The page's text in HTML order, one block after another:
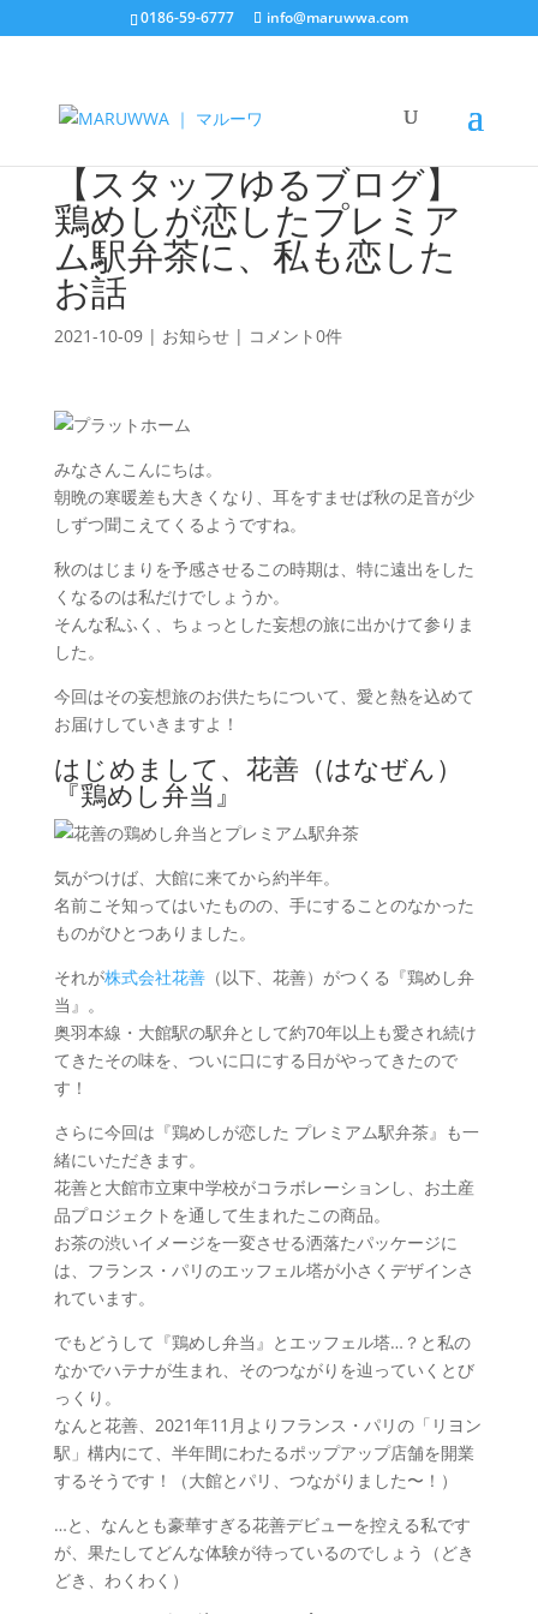
0186-59-6777 info@maruwwa.com
【スタッフゆるブログ】
鶏めしが恋したプレミア
ム駅弁茶に、私も恋した
お話
2021-10-09| お知らせ| コメント0件
みなさんこんにちは。
朝晩の寒暖差も大きくなり、耳をすませば秋の足音が少
しずつ聞こえてくるようですね。
秋のはじまりを予感させるこの時期は、特に遠出をした
くなるのは私だけでしょうか。
そんな私ふく、ちょっとした妄想の旅に出かけて参りま
した。
今回はその妄想旅のお供たちについて、愛と熱を込めて
お届けしていきますよ！
はじめまして、花善（はなぜん）
『鶏めし弁当』
気がつけば、大館に来てから約半年。
名前こそ知ってはいたものの、手にすることのなかった
ものがひとつありました。
それが株式会社花善（以下、花善）がつくる『鶏めし弁
当』。
奥羽本線・大館駅の駅弁として約70年以上も愛され続け
てきたその味を、ついに口にする日がやってきたので
す！
さらに今回は『鶏めしが恋した プレミアム駅弁茶』も一
緒にいただきます。
花善と大館市立東中学校がコラボレーションし、お土産
品プロジェクトを通して生まれたこの商品。
お茶の渋いイメージを一変させる洒落たパッケージに
は、フランス・パリのエッフェル塔が小さくデザインさ
れています。
でもどうして『鶏めし弁当』とエッフェル塔…？と私の
なかでハテナが生まれ、そのつながりを辿っていくとび
っくり。
なんと花善、2021年11月よりフランス・パリの「リヨン
駅」構内にて、半年間にわたるポップアップ店舗を開業
するそうです！（大館とパリ、つながりました〜！）
…と、なんとも豪華すぎる花善デビューを控える私です
が、果たしてどんな体験が待っているのでしょう（どき
どき、わくわく）